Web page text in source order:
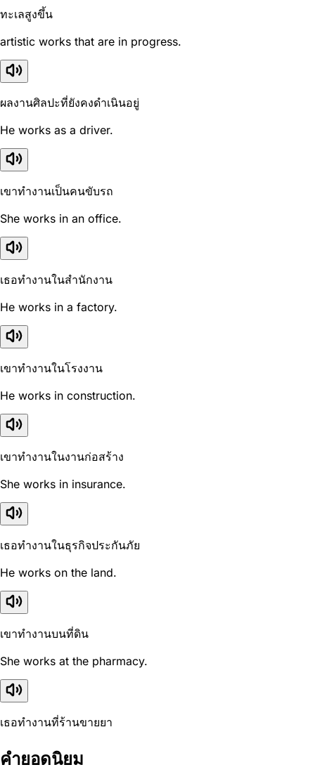
ทะเลสูงขึ้น
artistic works that are in progress.
ผลงานศิลปะที่ยังคงดำเนินอยู่
He works as a driver.
เขาทำงานเป็นคนขับรถ
She works in an office.
เธอทำงานในสำนักงาน
He works in a factory.
เขาทำงานในโรงงาน
He works in construction.
เขาทำงานในงานก่อสร้าง
She works in insurance.
เธอทำงานในธุรกิจประกันภัย
He works on the land.
เขาทำงานบนที่ดิน
She works at the pharmacy.
เธอทำงานที่ร้านขายยา
คำยอดนิยม